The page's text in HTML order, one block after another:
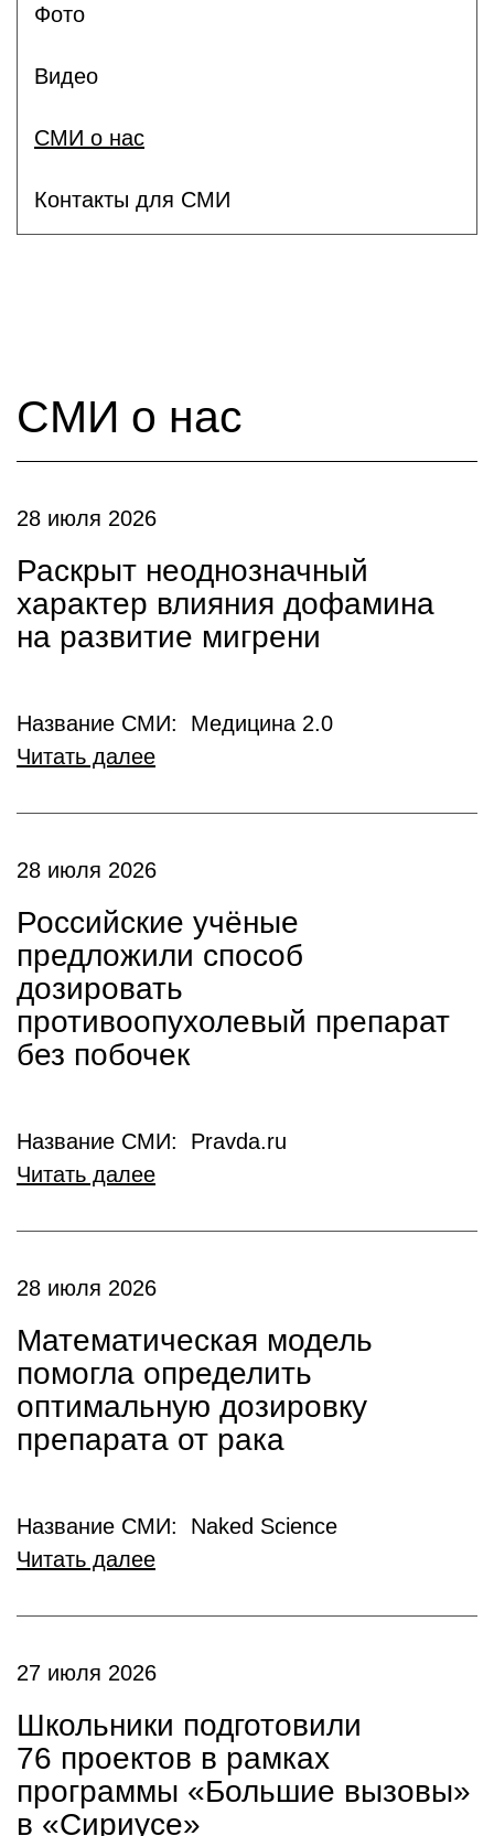
Фото
Видео
СМИ о нас
Контакты для СМИ
СМИ о нас
28 июля 2026
Раскрыт неоднозначный
характер влияния дофамина
на развитие мигрени
Название СМИ: Медицина 2.0
Читать далее
28 июля 2026
Российские учёные
предложили способ
дозировать
противоопухолевый препарат
без побочек
Название СМИ: Pravda.ru
Читать далее
28 июля 2026
Математическая модель
помогла определить
оптимальную дозировку
препарата от рака
Название СМИ: Naked Science
Читать далее
27 июля 2026
Школьники подготовили
76 проектов в рамках
программы «Большие вызовы»
в «Сириусе»